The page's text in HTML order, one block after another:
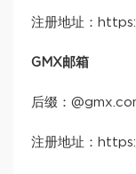
注册地址：
GMX邮箱
后缀：
注册地址：